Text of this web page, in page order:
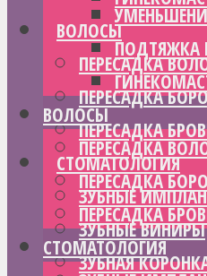
ВОЛОСЫ
ПЕРЕСАДКА
ПЕРЕСАДКА
ПЕРЕСАДКА
СТОМАТОЛОГИЯ
ЗУБНЫЕ
ЗУБНЫЕ ВИНИРЫ
ЗУБНАЯ
ПОДТЯЖКА
ВОЛОСЫ
ПЕРЕСАДКА
ПЕРЕСАДКА
ПЕРЕСАДКА
СТОМАТОЛОГИЯ